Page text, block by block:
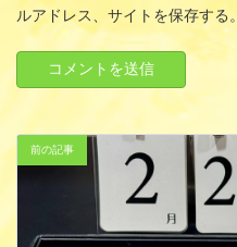
ルアドレス、サイトを保存する。
前の記事